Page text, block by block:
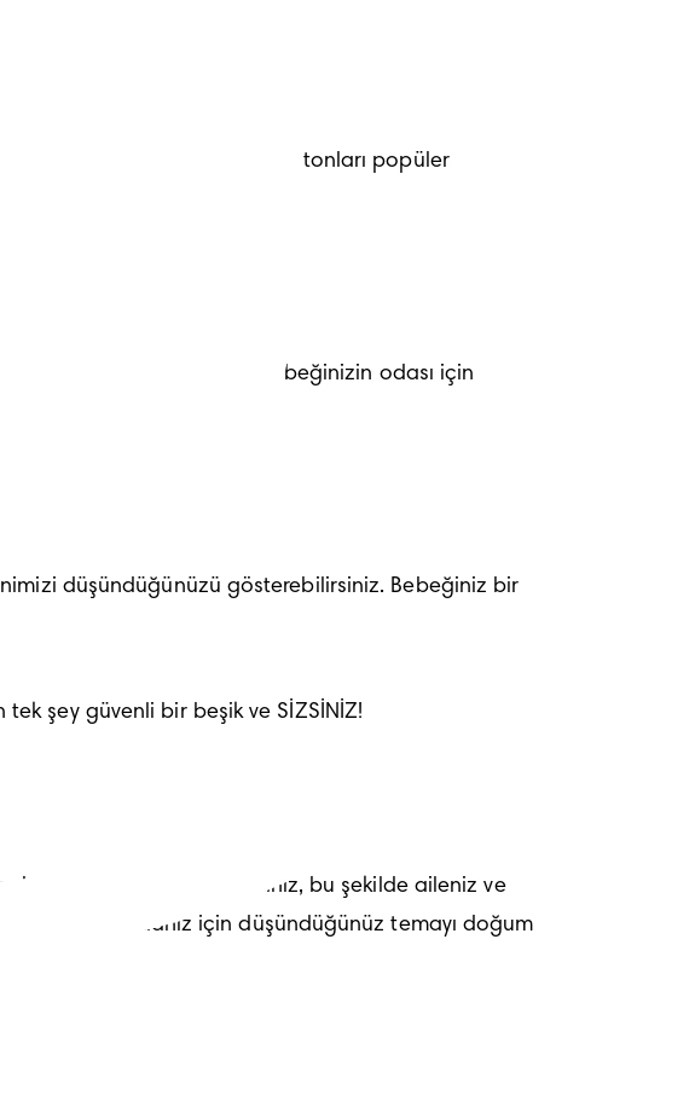
tercih edin. Açık sarı ve yeşil tonları popüler
duvar dekoruna dek, bebeğinizin odası için
düşündüğünüzü gösterebilirsiniz. Bebeğiniz bir
şey güvenli bir beşik ve SİZSİNİZ!
registry'nize
koyabilirsiniz, bu şekilde aileniz ve
de, bebek odanız için düşündüğünüz temayı doğum